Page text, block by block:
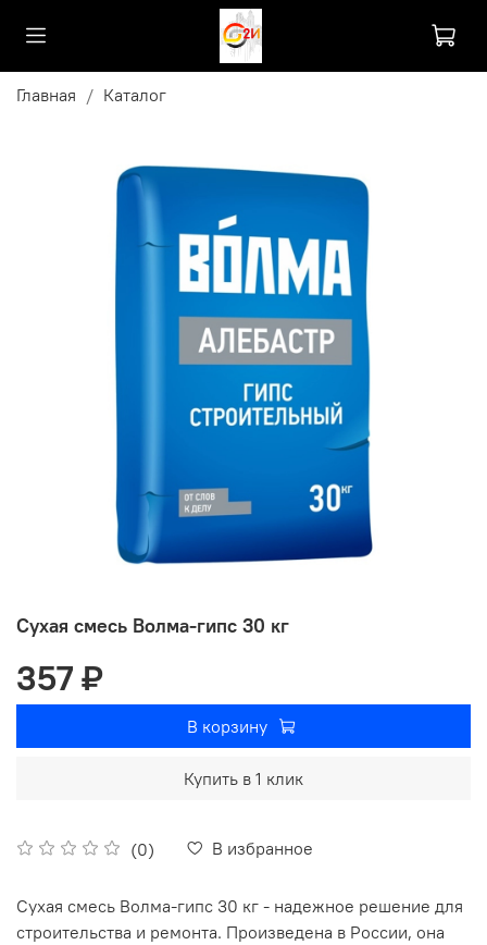
Главная Каталог
Сухая смесь Волма-гипс 30 кг
(0) В избранное
357 ₽
В корзину
Купить в 1 клик
Сухая смесь Волма-гипс 30 кг - надежное решение для
строительства и ремонта. Произведена в России, она